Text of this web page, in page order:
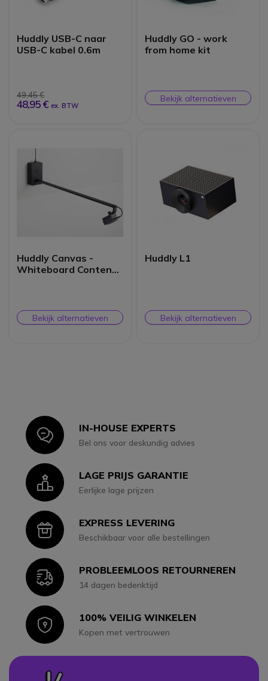
Huddly USB-C naar
USB-C kabel 0.6m
49,45 €
48,95 € ex. BTW
Huddly GO - work
from home kit
Bekijk alternatieven
Huddly Canvas -
Whiteboard Content
Bekijk alternatieven
Huddly L1
Bekijk alternatieven
IconIN-HOUSE EXPERTS
Bel ons voor deskundig advies
IconLAGE PRIJS GARANTIE
Eerlijke lage prijzen
IconEXPRESS LEVERING
Beschikbaar voor alle bestellingen
IconPROBLEEMLOOS RETOURNEREN
14 dagen bedenktijd
Icon100% VEILIG WINKELEN
Kopen met vertrouwen